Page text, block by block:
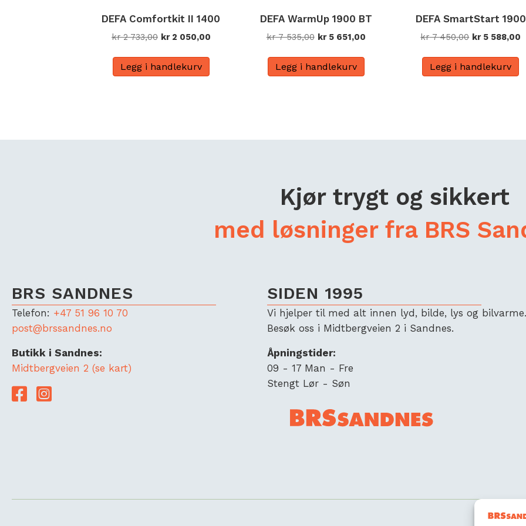
DEFA Comfortkit II 1400
kr2 733,00 Opprinnelig
var:
kr 2
kr2 050,00Nåværende
Legg i handlekurv
DEFA WarmUp 1900 BT
kr7 535,00 Opprinnelig
var:
kr 7
kr5 651,00Nåværende
Legg i handlekurv
DEFA SmartStart 1900
kr7 450,00 Opprinnelig
var:
kr 7
kr5 588,00
Legg i handlekurv
Kjør trygt og sikkert
med løsninger fra BRS
BRS SANDNES
Telefon: +47 51 96 10 70
post@brssandnes.no
Butikk i Sandnes:
Midtbergveien 2 (se kart)
Lenke til Facebook
Lenke til Instagram
SIDEN 1995
Vi hjelper til med alt innen lyd, bilde, lys og bilvarme.
Besøk oss i Midtbergveien 2 i Sandnes.
Åpningstider:
09 - 17 Man - Fre
Stengt Lør - Søn